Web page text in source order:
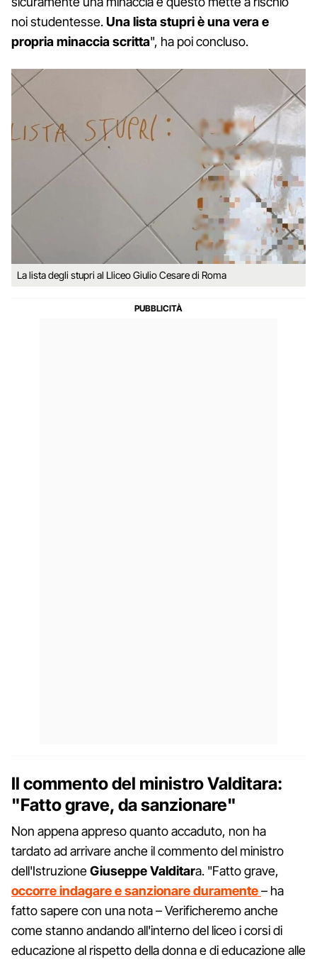
noi studentesse.Una lista stupri è una vera e
propria minaccia scritta", ha poi concluso.
La lista degli stupri al Lliceo Giulio Cesare di Roma
Il commento del ministro Valditara:
"Fatto grave, da sanzionare"
Non appena appreso quanto accaduto, non ha
tardato ad arrivare anche il commento del ministro
dell'IstruzioneGiuseppe Valditara. "Fatto grave,
occorre indagare e sanzionare duramente– ha
fatto sapere con una nota – Verificheremo anche
come stanno andando all'interno del liceo i corsi di
educazione al rispetto della donna e di educazione alle